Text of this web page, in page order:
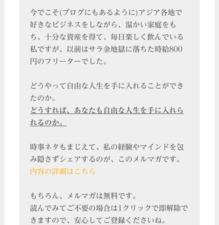
今でこそ(ブログにもあるように)アジア各地で
好きなビジネスをしながら、温かい家庭をも
ち、十分な資産を得て、毎日楽しく飲んでいる
私ですが、以前はサラ金地獄に落ちた時給800
円のフリーターでした。
どうやって自由な人生を手に入れることができ
たのか。
どうすれば、あなたも自由な人生を手に入れら
れるのか。
時事ネタもまじえて、私の経験やマインドを包
み隠さずシェアするのが、このメルマガです。
内容の詳細はこちら
もちろん、メルマガは無料です。
読んでみてご不要の場合は1クリックで即解除で
きますので、安心してご登録くださいね。